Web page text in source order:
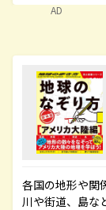
AD
各国の地形や関
川や街道、島な